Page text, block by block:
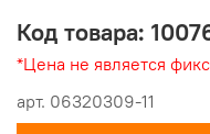
арт. 06320309-11
Код товара:
*Цена не является